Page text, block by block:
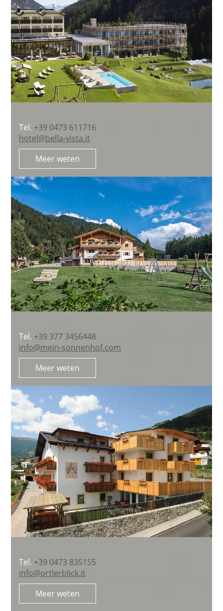
Tel. +39 0473 611716
hotel@bella-vista.it
Meer weten
Tel. +39 377 3456448
info@mein-sonnenhof.com
Meer weten
Tel.+39 0473 835155
info@ortlerblick.it
Meer weten